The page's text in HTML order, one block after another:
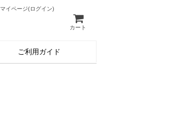
マイページ(ログイン)
カート
ご利用ガイド